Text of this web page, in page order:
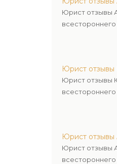
Юрист отзывы
Юрист отзывы
Юрист отзывы
Юрист отзывы
Юрист отзывы